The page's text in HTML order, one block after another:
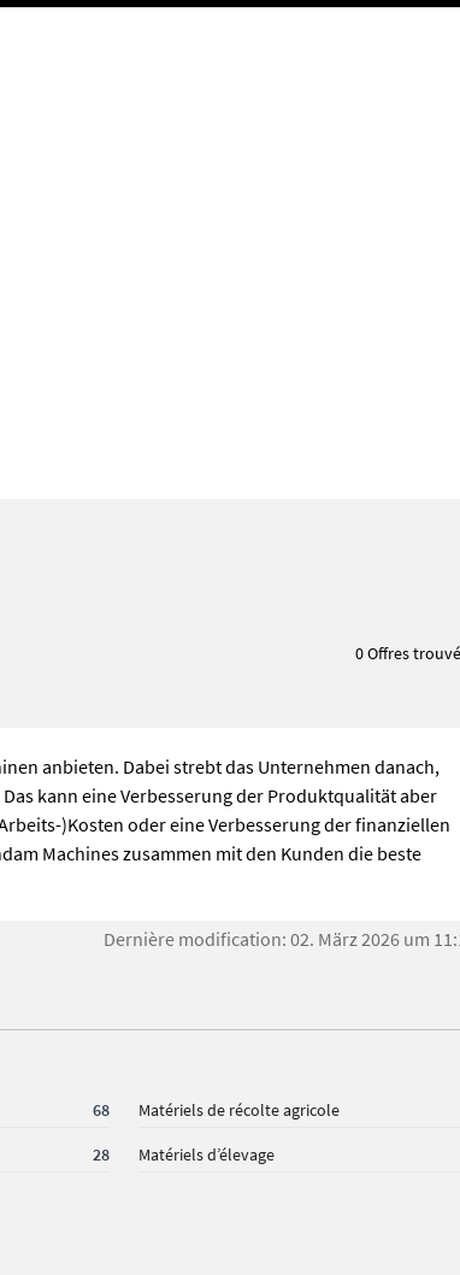
0 Offres
anbieten. Dabei strebt das Unternehmen danach,
kann eine Verbesserung der Produktqualität aber
)Kosten oder eine Verbesserung der finanziellen
Machines zusammen mit den Kunden die beste
Dernière modification: 02. März 2026 um
68 Matériels de récolte agricole
28 Matériels d’élevage